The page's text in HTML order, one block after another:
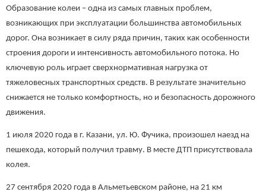
Образование колеи – одна из самых главных проблем,
возникающих при эксплуатации большинства автомобильных
дорог. Она возникает в силу ряда причин, таких как особенности
строения дороги и интенсивность автомобильного потока. Но
ключевую роль играет сверхнормативная нагрузка от
тяжеловесных транспортных средств. В результате значительно
снижается не только комфортность, но и безопасность дорожного
движения.
1 июля 2020 года в г. Казани, ул. Ю. Фучика, произошел наезд на
пешехода, который получил травму. В месте ДТП присутствовала
колея.
27 сентября 2020 года в Альметьевском районе, на 21 км